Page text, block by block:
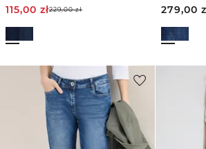
115,00 zł229,00zł 279,00